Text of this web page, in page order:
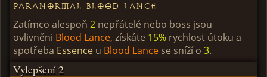
Paranormal Blood Lance
Zatímco alespoň 2 nepřátelé nebo boss jsou
ovlivněni Blood Lance, získáte 15% rychlost útoku a
spotřeba Essence u Blood Lance se sníží o 3.
Vylepšení 2